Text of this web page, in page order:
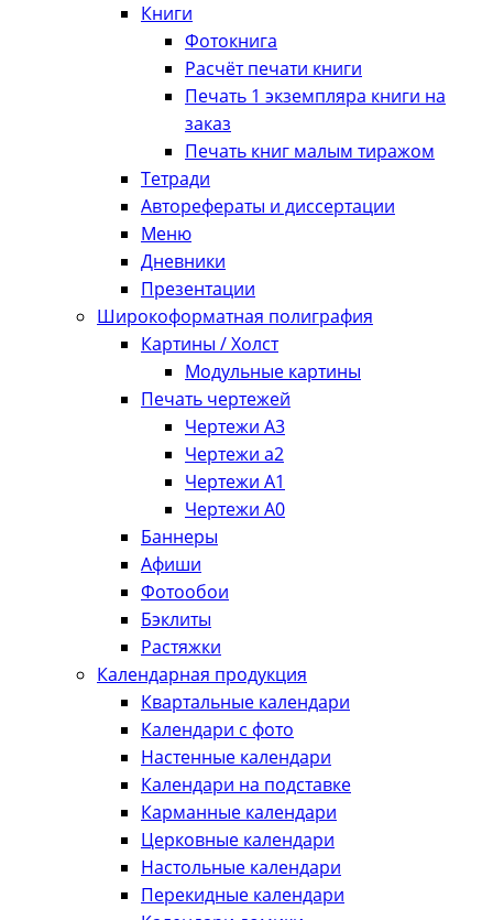
Книги
Фотокнига
Расчёт печати книги
Печать 1 экземпляра книги на
заказ
Печать книг малым тиражом
Тетради
Авторефераты и диссертации
Меню
Дневники
Презентации
Широкоформатная полиграфия
Картины / Холст
Модульные картины
Печать чертежей
Чертежи А3
Чертежи а2
Чертежи А1
Чертежи А0
Баннеры
Афиши
Фотообои
Бэклиты
Растяжки
Календарная продукция
Квартальные календари
Календари с фото
Настенные календари
Календари на подставке
Карманные календари
Церковные календари
Настольные календари
Перекидные календари